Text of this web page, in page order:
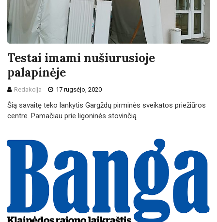
Testai imami nušiurusioje
palapinėje
Redakcija 17 rugsėjo, 2020
Šią savaitę teko lankytis Gargždų pirminės sveikatos priežiūros
centre. Pamačiau prie ligoninės stovinčią